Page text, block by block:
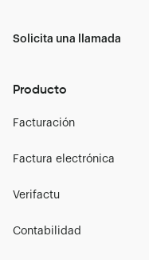
Solicita una llamada
Producto
Facturación
Factura electrónica
Verifactu
Contabilidad